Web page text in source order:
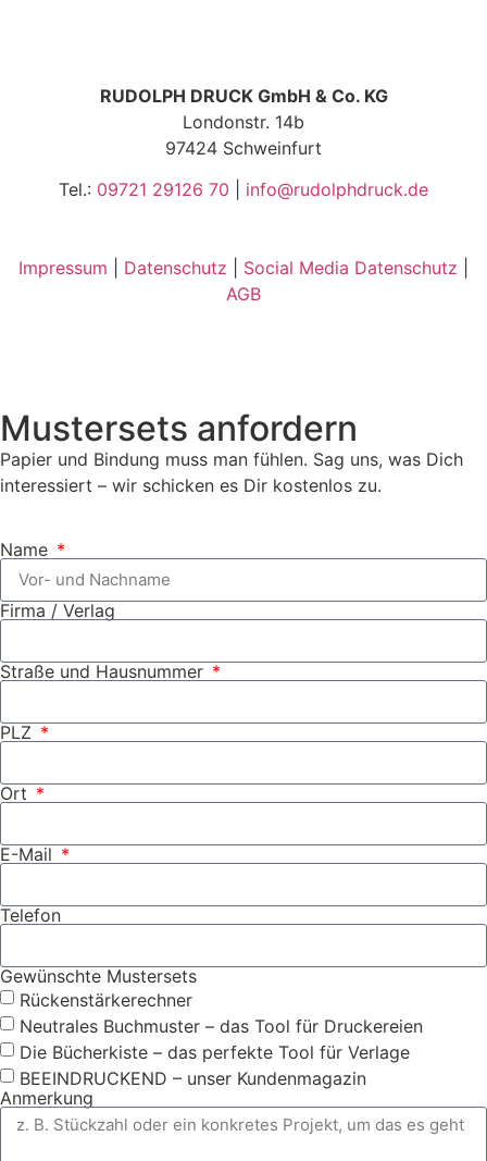
RUDOLPH DRUCK GmbH & Co. KG
Londonstr. 14b
97424 Schweinfurt
Tel.: 09721 29126 70 info@rudolphdruck.de
Impressum Datenschutz Social Media Datenschutz
AGB
Mustersets anfordern
Papier und Bindung muss man fühlen. Sag uns, was Dich
interessiert – wir schicken es Dir kostenlos zu.
Name
Firma / Verlag
Straße und Hausnummer
PLZ
Ort
E-Mail
Telefon
Gewünschte Mustersets
Rückenstärkerechner
Neutrales Buchmuster – das Tool für Druckereien
Die Bücherkiste – das perfekte Tool für Verlage
BEEINDRUCKEND – unser Kundenmagazin
Anmerkung